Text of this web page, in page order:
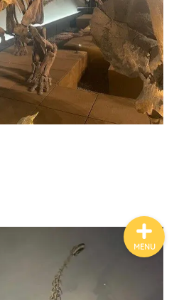
MENU
ホーム
お金について
資産報告